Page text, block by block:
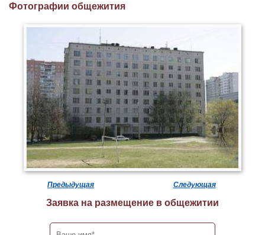
Фотографии общежития
Предыдущая Следующая
Заявка на размещение в общежитии